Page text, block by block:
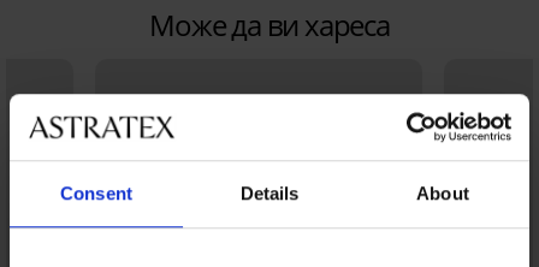
Consent Details About
Може да ви хареса